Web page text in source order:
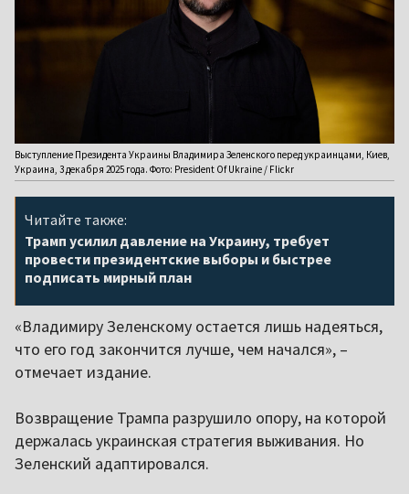
Выступление Президента Украины Владимира Зеленского перед украинцами, Киев,
Украина, 3 декабря 2025 года. Фото: President Of Ukraine / Flickr
Читайте также:
Трамп усилил давление на Украину, требует
провести президентские выборы и быстрее
подписать мирный план
«Владимиру Зеленскому остается лишь надеяться,
что его год закончится лучше, чем начался», –
отмечает издание.
Возвращение Трампа разрушило опору, на которой
держалась украинская стратегия выживания. Но
Зеленский адаптировался.